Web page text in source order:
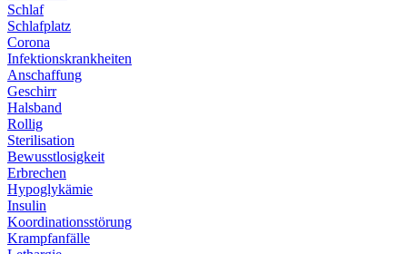
Schlaf
Schlafplatz
Corona
Infektionskrankheiten
Anschaffung
Geschirr
Halsband
Rollig
Sterilisation
Bewusstlosigkeit
Erbrechen
Hypoglykämie
Insulin
Koordinationsstörung
Krampfanfälle